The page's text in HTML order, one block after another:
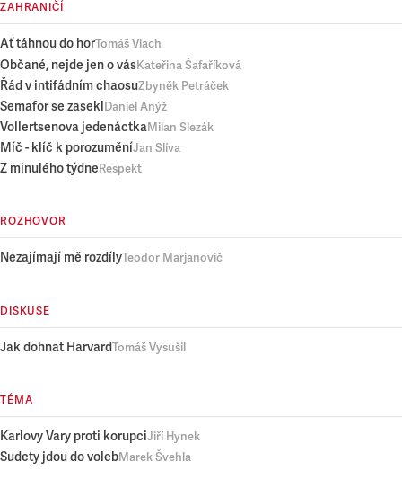
ZAHRANIČÍ
Ať táhnou do horTomáš Vlach
Občané, nejde jen o vásKateřina Šafaříková
Řád v intifádním chaosuZbyněk Petráček
Semafor se zasekl Daniel Anýž
Vollertsenova jedenáctkaMilan Slezák
Míč - klíč k porozuměníJan Slíva
Z minulého týdneRespekt
ROZHOVOR
Nezajímají mě rozdílyTeodor Marjanovič
DISKUSE
Jak dohnat HarvardTomáš Vysušil
TÉMA
Karlovy Vary proti korupciJiří Hynek
Sudety jdou do volebMarek Švehla